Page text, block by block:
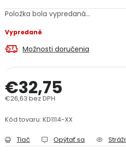
Reklamačný formulár
Obchodné podmienky
Podmienky ochrany osobných
Položka bola vypredaná…
Vypredané
Možnosti doručenia
€32,75
€26,63 bez DPH
Kód tovaru: KD1114-XX
Tlač Opýtať sa